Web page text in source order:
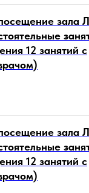
зала
12 занятий с
зала
12 занятий с